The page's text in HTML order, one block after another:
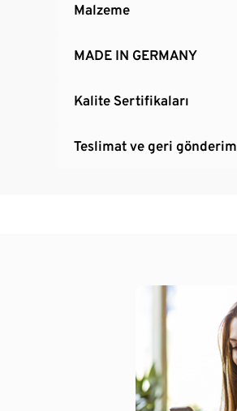
Malzeme
MADE IN GERMANY
Kalite Sertifikaları
Teslimat ve geri gönderim